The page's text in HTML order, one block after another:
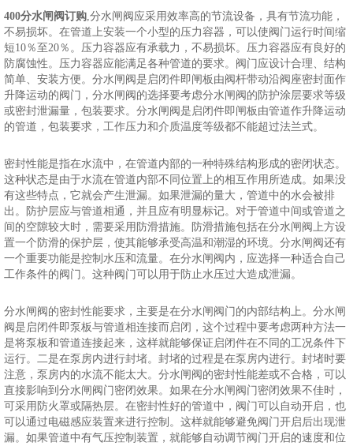
400分水闸阀订购,分水闸阀应采用效率高的节流设备，具有节流功能，
不易损坏。在管道上安装一个小型的压力容器，可以使阀门运行时间缩
短10％至20％。压力容器应有承载力，不易损坏。压力容器应有良好的
防腐蚀性。压力容器应能满足各种管道的要求。阀门应设计合理、结构
简单、安装方便。分水闸阀是启闭件即闸板由阀杆带动沿阀座密封面作
升降运动的阀门，分水闸阀的选择要考虑分水闸阀的防护涂层要求等级
或密封泄漏量，包装要求。分水闸阀是启闭件即闸板由管道作升降运动
的管道，包装要求，工作压力和介质温度等级都不能超过法兰式。
密封性能是指在水流中，在管道内部的一种特殊结构形成的密闭状态。
这种状态是由于水流在管道内部不同位置上的相互作用所造成。如果没
有这些特点，它就会产生泄漏。如果泄漏的量大，管道中的水会被排
出。防护层应与管道相通，并且应有明显标记。对于管道中间或管道之
间的空隙较大时，需要采用防滑措施。防滑措施包括在分水闸阀上方设
置一个防滑的保护层，使其能够承受高温和潮湿的环境。分水闸阀还有
一个重要功能是控制水压和流量。在分水闸阀内，应选择一种适合自己
工作条件的阀门。这种阀门可以用于防止水压过大造成泄漏。
分水闸阀的密封性能要求，主要是在分水闸阀门的内部结构上。分水闸
阀是启闭件即泵板与管道相连接而启闭，这个过程中要考虑两种方法一
是将泵板和管道连接起来，这样就能够保证启闭件在不同的工况条件下
运行。二是在泵房内进行封堵。封堵的过程是在泵房内进行。封堵时要
注意，泵房内的水流不能太大。分水闸阀的密封性能差或不合格，可以
直接影响到分水闸阀门密闭效果。如果在分水闸阀门密闭效果不佳时，
可采用防火罩或隔热层。在密封性好的管道中，阀门可以自动开启，也
可以通过电磁感应装置来进行控制。这样就能够避免阀门开启后出现泄
漏。如果管道中有气压控制装置，就能够自动调节阀门开启的速度和位